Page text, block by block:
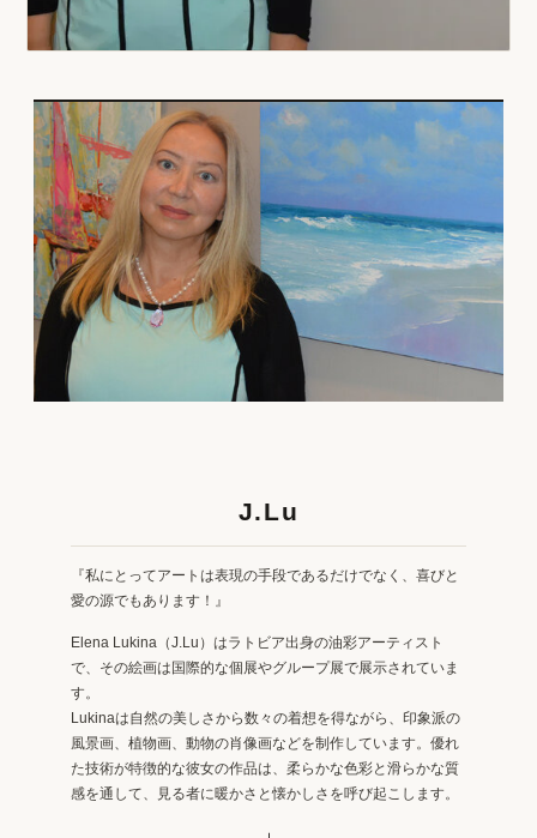
J.Lu
『私にとってアートは表現の手段であるだけでなく、喜びと
愛の源でもあります！』
Elena Lukina（J.Lu）はラトビア出身の油彩アーティスト
で、その絵画は国際的な個展やグループ展で展示されていま
す。
Lukinaは自然の美しさから数々の着想を得ながら、印象派の
風景画、植物画、動物の肖像画などを制作しています。優れ
た技術が特徴的な彼女の作品は、柔らかな色彩と滑らかな質
感を通して、見る者に暖かさと懐かしさを呼び起こします。